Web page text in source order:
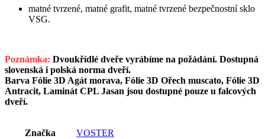
matné tvrzené, matné grafit, matné tvrzené bezpečnostní sklo
VSG.
Poznámka: Dvoukřídlé dveře vyrábíme na požádání. Dostupná
slovenská i polská norma dveří.
Barva Fólie 3D Agát morava, Fólie 3D Ořech muscato, Fólie 3D
Antracit, Laminát CPL Jasan jsou dostupné pouze u falcových
dveří.
Značka VOSTER